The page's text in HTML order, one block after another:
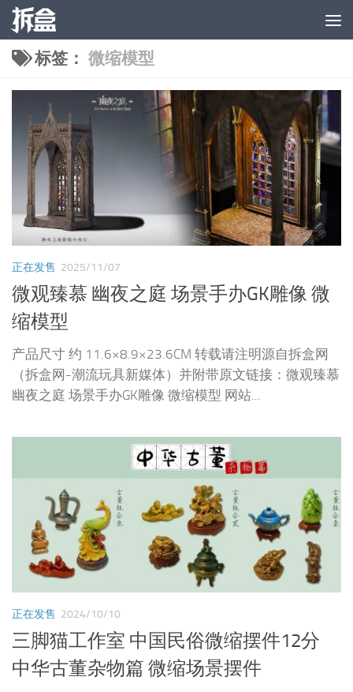
跳至内容
标签： 微缩模型
正在发售 2025/11/07
微观臻慕 幽夜之庭 场景手办GK雕像 微
缩模型
产品尺寸 约 11.6×8.9×23.6CM 转载请注明源自拆盒网
（拆盒网-潮流玩具新媒体）并附带原文链接：微观臻慕
幽夜之庭 场景手办GK雕像 微缩模型 网站...
正在发售 2024/10/10
三脚猫工作室 中国民俗微缩摆件12分
中华古董杂物篇 微缩场景摆件